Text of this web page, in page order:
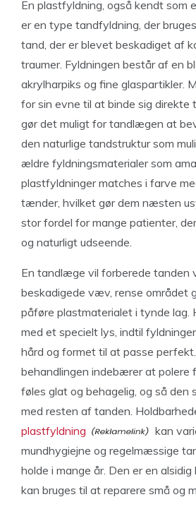
En plastfyldning, også kendt som
er en type tandfyldning, der
tand, der er blevet beskadiget af
traumer. Fyldningen består af en
akrylharpiks og fine glaspartikler.
for sin evne til at binde sig direkte
gør det muligt for tandlægen at
den naturlige tandstruktur som
ældre fyldningsmaterialer som
plastfyldninger matches i farve
tænder, hvilket gør dem næsten
stor fordel for mange patienter,
og naturligt udseende.
En tandlæge vil forberede tanden
beskadigede væv, rense området
påføre plastmaterialet i tynde
med et specielt lys, indtil
hård og formet til at passe
behandlingen indebærer at polere
føles glat og behagelig, og så den
med resten af tanden.
plastfyldning
kan
mundhygiejne og regelmæssige
holde i mange år. Den er en alsidig
kan bruges til at reparere små og